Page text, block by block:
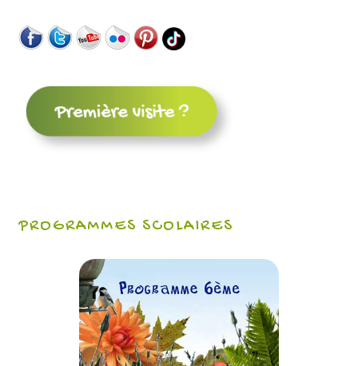
PROGRAMMES SCOLAIRES